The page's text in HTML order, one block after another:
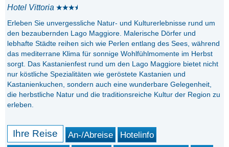
Hotel Vittoria
Erleben Sie unvergessliche Natur- und Kulturerlebnisse rund um
den bezaubernden Lago Maggiore. Malerische Dörfer und
lebhafte Städte reihen sich wie Perlen entlang des Sees, während
das mediterrane Klima für sonnige Wohlfühlmomente im Herbst
sorgt. Das Kastanienfest rund um den Lago Maggiore bietet nicht
nur köstliche Spezialitäten wie geröstete Kastanien und
Kastanienkuchen, sondern auch eine wunderbare Gelegenheit,
die herbstliche Natur und die traditionsreiche Kultur der Region zu
erleben.
Ihre Reise An-/Abreise
Hotelinfo